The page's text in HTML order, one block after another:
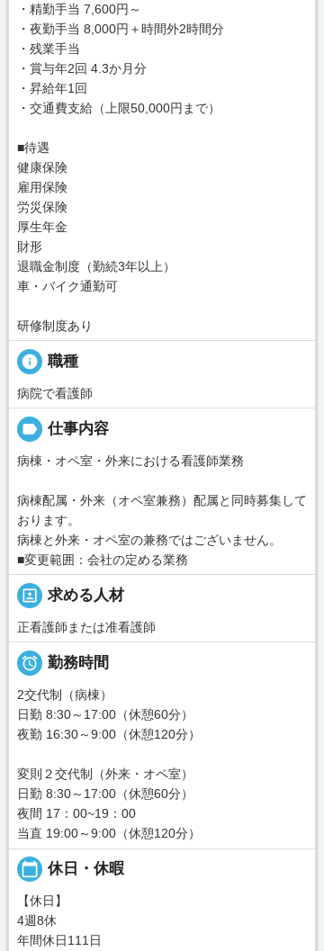
・精勤手当 7,600円～
・夜勤手当 8,000円＋時間外2時間分
・残業手当
・賞与年2回 4.3か月分
・昇給年1回
・交通費支給（上限50,000円まで）
■待遇
健康保険
雇用保険
労災保険
厚生年金
財形
退職金制度（勤続3年以上）
車・バイク通勤可
研修制度あり
info 職種
病院で看護師
label 仕事内容
病棟・オペ室・外来における看護師業務
病棟配属・外来（オペ室兼務）配属と同時募集して
おります。
病棟と外来・オペ室の兼務ではございません。
■変更範囲：会社の定める業務
portrait 求める人材
正看護師または准看護師
 勤務時間
2交代制（病棟）
日勤 8:30～17:00（休憩60分）
夜勤 16:30～9:00（休憩120分）
変則２交代制（外来・オペ室）
日勤 8:30～17:00（休憩60分）
夜間 17：00~19：00
当直 19:00～9:00（休憩120分）
calendar_today 休日・休暇
【休日】
4週8休
年間休日111日